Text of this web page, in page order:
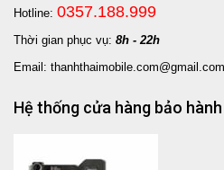
Hotline: 0357.188.999
Thời gian phục vụ: 8h - 22h
Email: thanhthaimobile.com@gmail.com
Hệ thống cửa hàng bảo